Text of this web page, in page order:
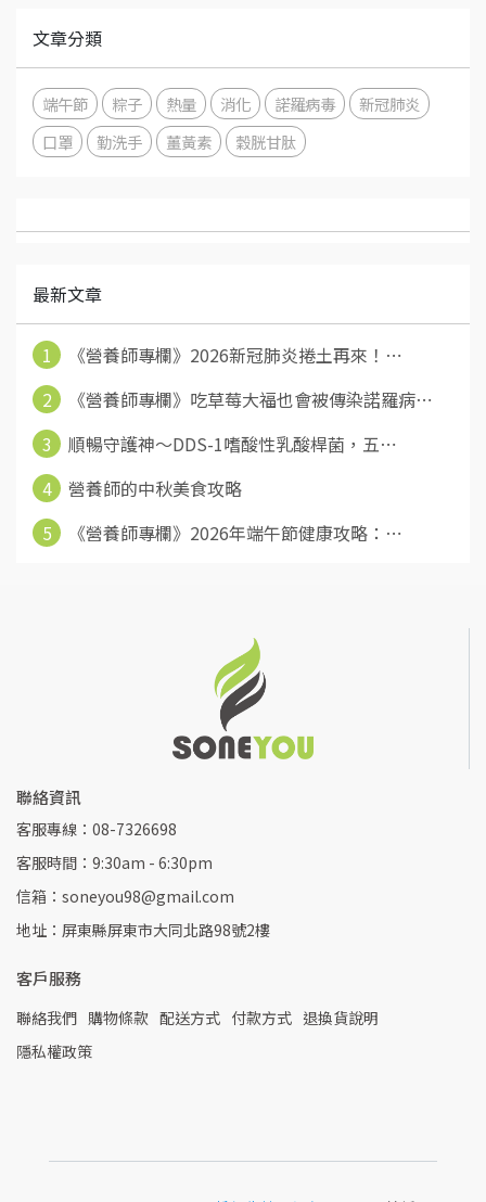
文章分類
端午節 粽子 熱量 消化 諾羅病毒
新冠肺炎
口罩
勤洗手 薑黃素 穀胱甘肽
最新文章
1
《營養師專欄》2026新冠肺炎捲土再來！⋯
2
《營養師專欄》吃草莓大福也會被傳染諾羅病⋯
3
順暢守護神～DDS-1嗜酸性乳酸桿菌，五⋯
4
營養師的中秋美食攻略
5
《營養師專欄》2026年端午節健康攻略：⋯
聯絡資訊
客服專線：08-7326698
客服時間：9:30am - 6:30pm
信箱：soneyou98@gmail.com
地址：屏東縣屏東市大同北路98號2樓
客戶服務
聯絡我們 購物條款 配送方式 付款方式 退換貨說明
隱私權政策